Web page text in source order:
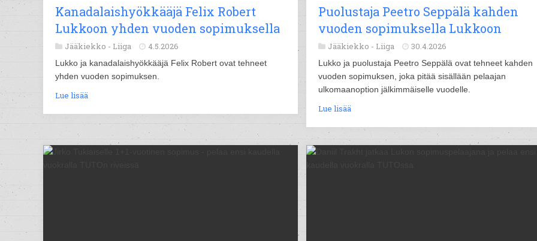
Kanadalaishyökkääjä Felix Robert
Lukkoon yhden vuoden sopimuksella
Jääkiekko - Liiga 4.5.2026
Lukko ja kanadalaishyökkääjä Felix Robert ovat tehneet
yhden vuoden sopimuksen.
Lue lisää
Puolustaja Peetro Seppälä kahden
vuoden sopimuksella Lukkoon
Jääkiekko - Liiga 30.4.2026
Lukko ja puolustaja Peetro Seppälä ovat tehneet kahden
vuoden sopimuksen, joka pitää sisällään pelaajan
ulkomaanoption jälkimmäiselle vuodelle.
Lue lisää